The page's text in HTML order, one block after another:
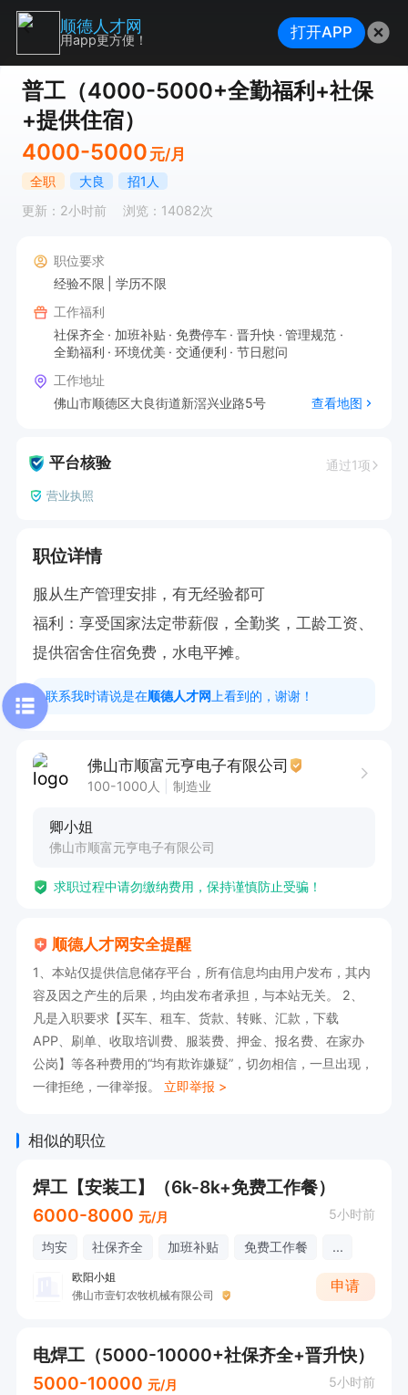
普工（4000-5000+全勤福利+社保
+提供住宿）
4000-5000 元/月
全职 大良
招1人
更新：2小时前
浏览：14082次
职位要求
经验不限
学历不限
工作福利
社保齐全
加班补贴 免费停车 晋升快
管理规范
全勤福利
环境优美 交通便利
节日慰问
工作地址
佛山市顺德区大良街道新滘兴业路5号
查看地图
平台核验 通过1项
营业执照
职位详情
服从生产管理安排，有无经验都可
福利：享受国家法定带薪假，全勤奖，工龄工资、
提供宿舍住宿免费，水电平摊。
联系我时请说是在顺德人才网 上看到的，谢谢！
佛山市顺富元亨电子有限公司
100-1000人 制造业
卿小姐
佛山市顺富元亨电子有限公司
求职过程中请勿缴纳费用，保持谨慎防止受骗！
顺德人才网安全提醒
1、本站仅提供信息储存平台，所有信息均由用户发布，其内
容及因之产生的后果，均由发布者承担，与本站无关。 2、
凡是入职要求【买车、租车、货款、转账、汇款，下载
APP、刷单、收取培训费、服装费、押金、报名费、在家办
公岗】等各种费用的“均有欺诈嫌疑”，切勿相信，一旦出现，
一律拒绝，一律举报。 立即举报 >
相似的职位
焊工【安装工】（6k-8k+免费工作餐）
6000-8000 元/月 5小时前
均安 社保齐全 加班补贴 免费工作餐 ...
欧阳小姐
佛山市壹钉农牧机械有限公司
申请
电焊工（5000-10000+社保齐全+晋升快）
5000-10000 元/月 5小时前
顺德人才网
用app更方便！ 打开APP